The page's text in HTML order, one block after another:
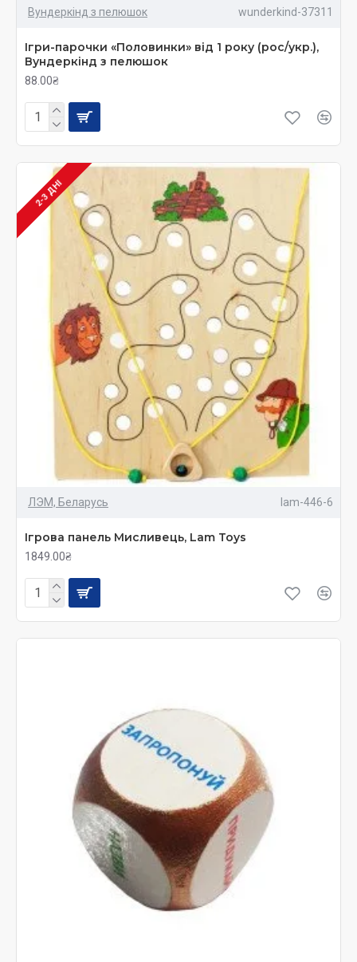
Вундеркінд з пелюшок wunderkind-37311
Ігри-парочки «Половинки» від 1 року (рос/укр.),
Вундеркінд з пелюшок
88.00₴
2-3 ДНІ
ЛЭМ, Беларусь lam-446-6
Ігрова панель Мисливець, Lam Toys
1849.00₴